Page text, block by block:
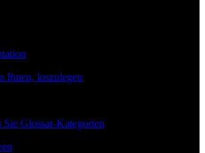
Ihnen, loszulegen
Sie Glossar-Kategorien